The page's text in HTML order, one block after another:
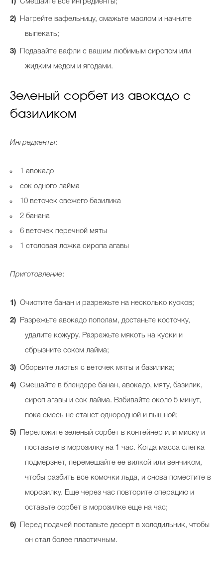
Нагрейте вафельницу, смажьте маслом и начните
выпекать;
Подавайте вафли с вашим любимым сиропом или
жидким медом и ягодами.
Зеленый сорбет из авокадо с
базиликом
Ингредиенты:
1 авокадо
сок одного лайма
10 веточек свежего базилика
2 банана
6 веточек перечной мяты
1 столовая ложка сиропа агавы
Приготовление:
Очистите банан и разрежьте на несколько кусков;
Разрежьте авокадо пополам, достаньте косточку,
удалите кожуру. Разрежьте мякоть на куски и
сбрызните соком лайма;
Оборвите листья с веточек мяты и базилика;
Смешайте в блендере банан, авокадо, мяту, базилик,
сироп агавы и сок лайма. Взбивайте около 5 минут,
пока смесь не станет однородной и пышной;
Переложите зеленый сорбет в контейнер или миску и
поставьте в морозилку на 1 час. Когда масса слегка
подмерзнет, перемешайте ее вилкой или венчиком,
чтобы разбить все комочки льда, и снова поместите в
морозилку. Еще через час повторите операцию и
оставьте сорбет в морозилке еще на час;
Перед подачей поставьте десерт в холодильник, чтобы
он стал более пластичным.